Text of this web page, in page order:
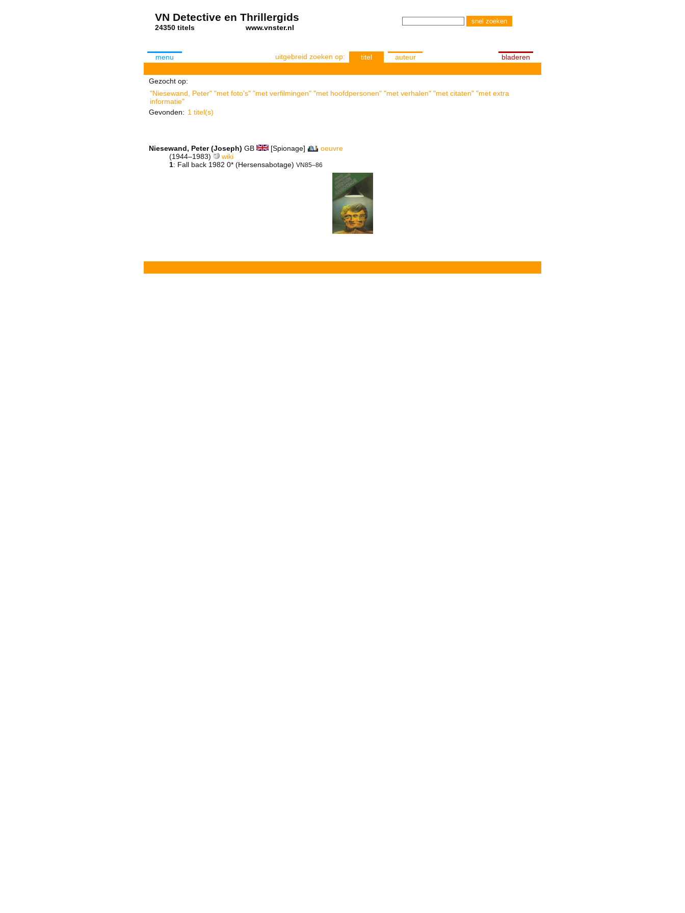
VN Detective en Thrillergids
24350 titels www.vnster.nl
menu uitgebreid zoeken op: titel auteur bladeren
Gezocht op:
"Niesewand, Peter" "met foto's" "met verfilmingen" "met hoofdpersonen" "met verhalen" "met citaten" "met extra
informatie"
Gevonden: 1 titel(s)
Niesewand, Peter (Joseph) GB [Spionage]
oeuvre
(1944–1983)
wiki
1: Fall back 1982 0* (Hersensabotage) VN85–86